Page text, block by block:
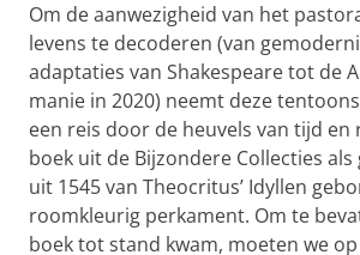
Om de aanwezigheid van het
levens te decoderen (van
adaptaties van Shakespeare tot de
manie in 2020) neemt deze
een reis door de heuvels van tijd
boek uit de Bijzondere Collecties
uit 1545 van Theocritus’ Idyllen
roomkleurig perkament. Om te
boek tot stand kwam, moeten we